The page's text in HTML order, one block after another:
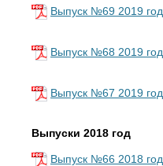
Выпуск №69 2019 год
Выпуск №68 2019 год
Выпуск №67 2019 год
Выпуски 2018 год
Выпуск №66 2018 год